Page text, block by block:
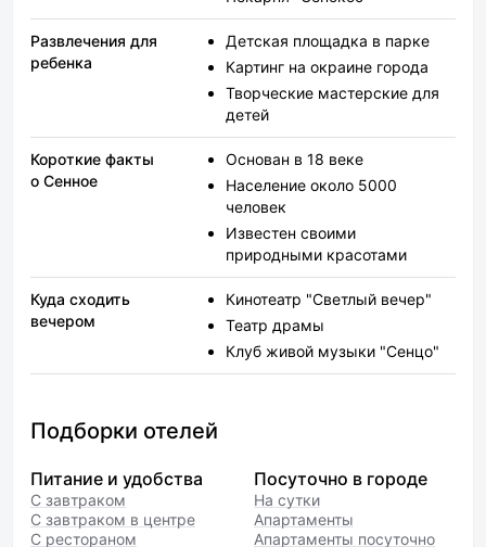
Развлечения для
ребенка
Детская площадка в парке
Картинг на окраине города
Творческие мастерские для
детей
Короткие факты
о Сенное
Основан в 18 веке
Население около 5000
человек
Известен своими
природными красотами
Куда сходить
вечером
Кинотеатр "Светлый вечер"
Театр драмы
Клуб живой музыки "Сенцо"
Подборки отелей
Питание и удобства
С завтраком
С завтраком в центре
С рестораном
Посуточно в городе
На сутки
Апартаменты
Апартаменты посуточно